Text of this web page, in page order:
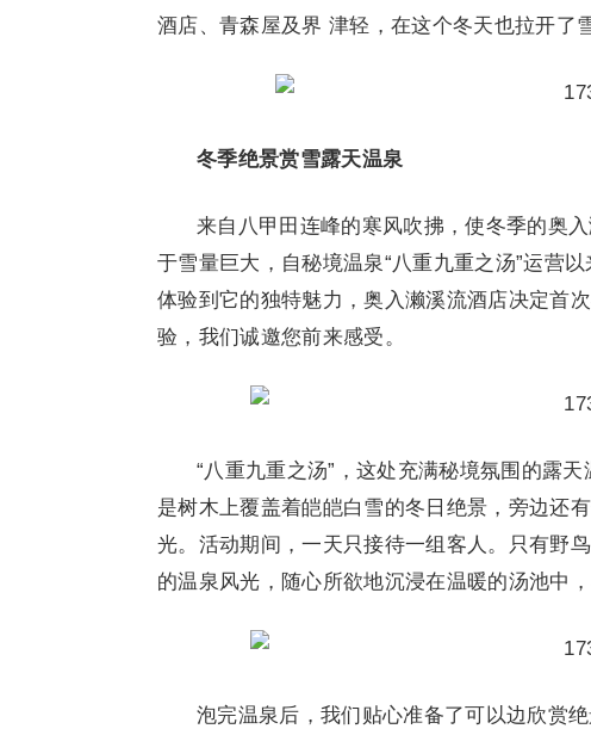
酒店、青森屋及界 津轻，在这个冬天也拉开了
冬季绝景赏雪露天温泉
来自八甲田连峰的寒风吹拂，使冬季的奥
于雪量巨大，自秘境温泉“八重九重之汤”运营
体验到它的独特魅力，奥入濑溪流酒店决定首
验，我们诚邀您前来感受。
“八重九重之汤”，这处充满秘境氛围的露
是树木上覆盖着皑皑白雪的冬日绝景，旁边还
光。活动期间，一天只接待一组客人。只有野
的温泉风光，随心所欲地沉浸在温暖的汤池中
泡完温泉后，我们贴心准备了可以边欣赏